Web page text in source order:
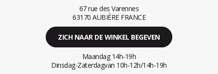
67 rue des Varennes
63170 AUBIÈRE FRANCE
ZICH NAAR DE WINKEL BEGEVEN
Maandag 14h-19h
Dinsdag-Zaterdagvan 10h-12h/14h-19h